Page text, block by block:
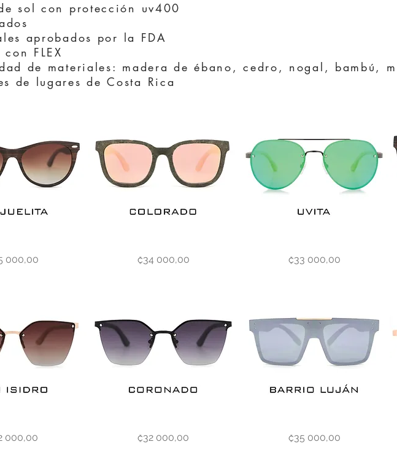
sol con protección uv400
aprobados por la FDA
FLEX
de materiales: madera de ébano, cedro, nogal, bambú,
de lugares de Costa Rica
rápida
000,00 Vista rápida
Precio
₡34 000,00 Vista rápida
Precio
₡33 000,00
rápida
000,00 Vista rápida
Precio
₡32 000,00 Vista rápida
Precio
₡35 000,00